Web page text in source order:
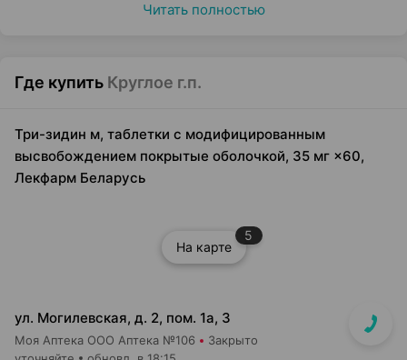
Читать полностью
Где купить Круглое г.п.
Три-зидин м, таблетки с модифицированным
высвобождением покрытые оболочкой, 35 мг ×60,
Лекфарм Беларусь
На карте
5
ул. Могилевская, д. 2, пом. 1а, 3
Моя Аптека ООО Аптека №106 Закрыто